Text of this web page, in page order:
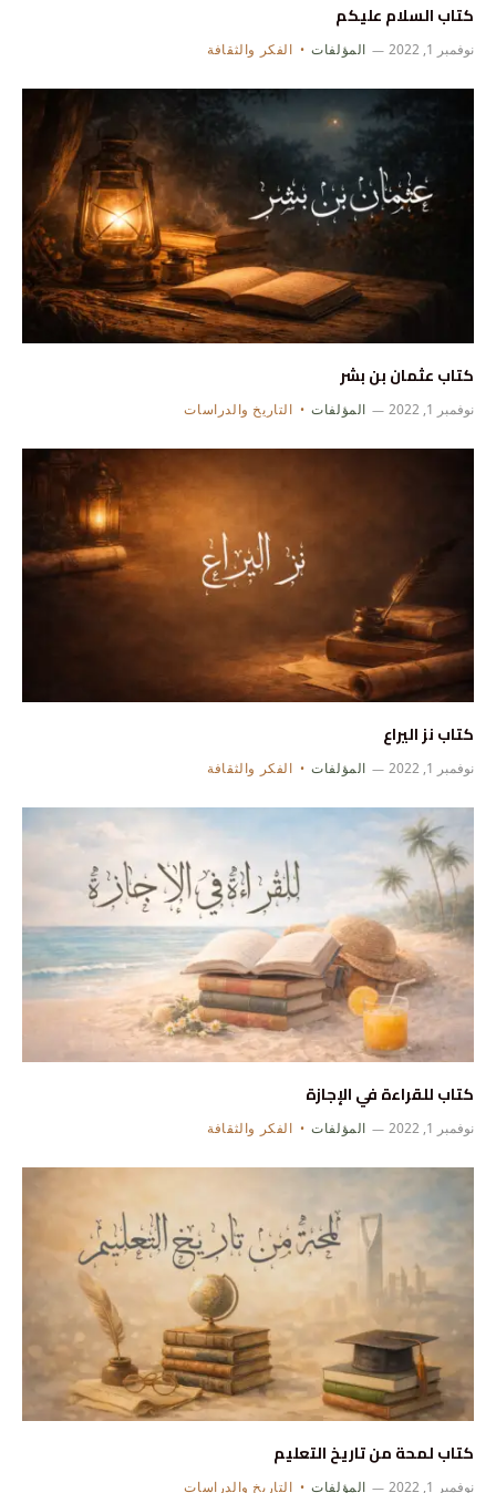
كتاب السلام عليكم
نوفمبر 1, 2022 المؤلفات الفكر والثقافة
كتاب عثمان بن بشر
نوفمبر 1, 2022 المؤلفات التاريخ والدراسات
كتاب نز اليراع
نوفمبر 1, 2022 المؤلفات الفكر والثقافة
كتاب للقراءة في الإجازة
نوفمبر 1, 2022 المؤلفات الفكر والثقافة
كتاب لمحة من تاريخ التعليم
نوفمبر 1, 2022 المؤلفات التاريخ والدراسات